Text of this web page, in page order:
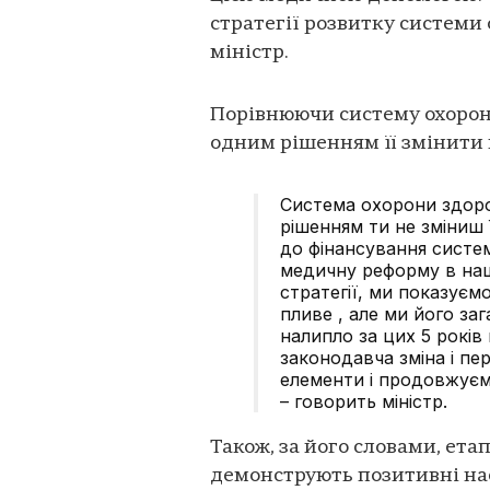
стратегії розвитку
міністр.
Порівнюючи систему
одним рішенням її змінити
Система охорони
рішенням ти не зміниш
до фінансування
медичну реформу в
стратегії, ми
пливе , але ми його
налипло за цих 5
законодавча зміна і
елементи і
– говорить міністр.
Також, за його словами,
демонструють позитивні